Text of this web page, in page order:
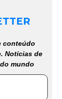
conteúdo
Notícias de
mundo